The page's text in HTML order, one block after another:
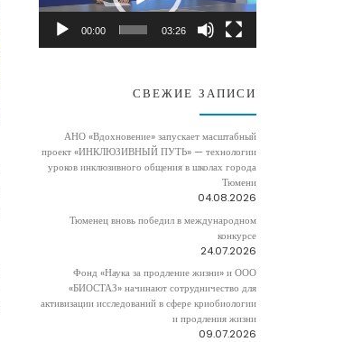
00:00 03:26
СВЕЖИЕ ЗАПИСИ
АНО «Вдохновение» запускает масштабный
проект «ИНКЛЮЗИВНЫЙ ПУТЬ» — технологии
уроков инклюзивного общения в школах города
Тюмени
04.08.2026
Тюменец вновь победил в международном
конкурсе
24.07.2026
Фонд «Наука за продление жизни» и ООО
«БИОСТАЗ» начинают сотрудничество для
активизации исследований в сфере криобиологии
и продления жизни
09.07.2026